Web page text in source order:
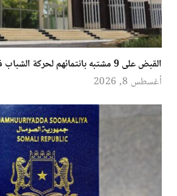
القبض على 9 مشتبه بانتمائهم لحركة الشباب في مقديشو
أغسطس 8, 2026